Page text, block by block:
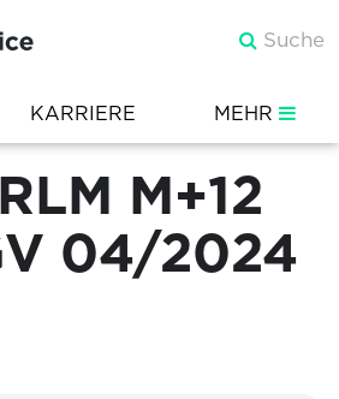
KARRIERE MEHR
M+12
04/2024